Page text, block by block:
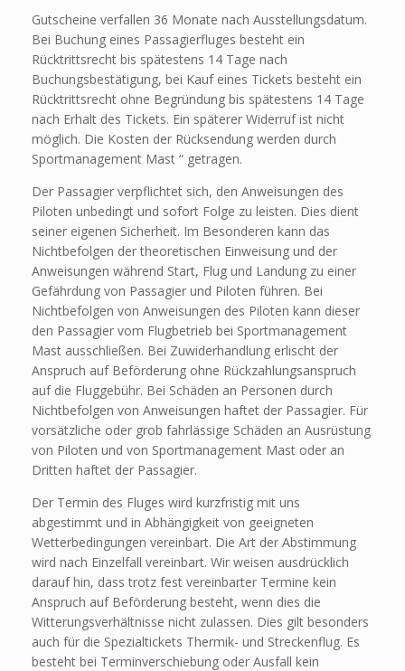
Gutscheine verfallen 36 Monate nach Ausstellungsdatum.
Bei Buchung eines Passagierfluges besteht ein
Rücktrittsrecht bis spätestens 14 Tage nach
Buchungsbestätigung, bei Kauf eines Tickets besteht ein
Rücktrittsrecht ohne Begründung bis spätestens 14 Tage
nach Erhalt des Tickets. Ein späterer Widerruf ist nicht
möglich. Die Kosten der Rücksendung werden durch
Sportmanagement Mast “ getragen.
Der Passagier verpflichtet sich, den Anweisungen des
Piloten unbedingt und sofort Folge zu leisten. Dies dient
seiner eigenen Sicherheit. Im Besonderen kann das
Nichtbefolgen der theoretischen Einweisung und der
Anweisungen während Start, Flug und Landung zu einer
Gefährdung von Passagier und Piloten führen. Bei
Nichtbefolgen von Anweisungen des Piloten kann dieser
den Passagier vom Flugbetrieb bei Sportmanagement
Mast ausschließen. Bei Zuwiderhandlung erlischt der
Anspruch auf Beförderung ohne Rückzahlungsanspruch
auf die Fluggebühr. Bei Schäden an Personen durch
Nichtbefolgen von Anweisungen haftet der Passagier. Für
vorsätzliche oder grob fahrlässige Schäden an Ausrüstung
von Piloten und von Sportmanagement Mast oder an
Dritten haftet der Passagier.
Der Termin des Fluges wird kurzfristig mit uns
abgestimmt und in Abhängigkeit von geeigneten
Wetterbedingungen vereinbart. Die Art der Abstimmung
wird nach Einzelfall vereinbart. Wir weisen ausdrücklich
darauf hin, dass trotz fest vereinbarter Termine kein
Anspruch auf Beförderung besteht, wenn dies die
Witterungsverhältnisse nicht zulassen. Dies gilt besonders
auch für die Spezialtickets Thermik- und Streckenflug. Es
besteht bei Terminverschiebung oder Ausfall kein